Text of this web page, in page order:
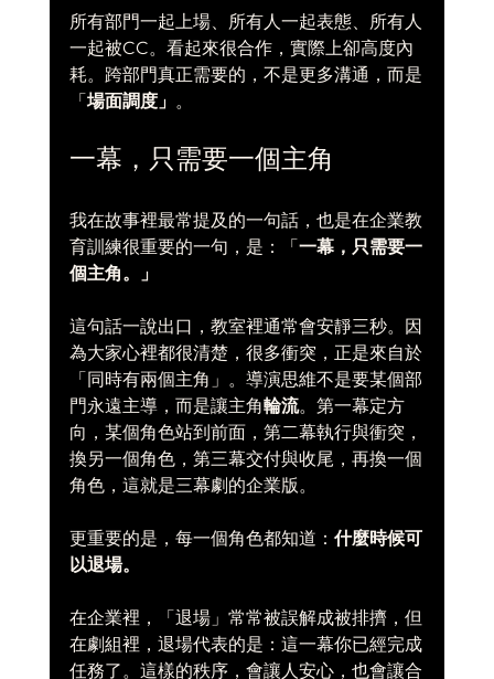
所有部門一起上場、所有人一起表態、所有人
一起被CC。看起來很合作，實際上卻高度內
耗。跨部門真正需要的，不是更多溝通，而是
「場面調度」 。
一幕，只需要一個主角
我在故事裡最常提及的一句話，也是在企業教
育訓練很重要的一句，是：「一幕，只需要一
個主角。」
這句話一說出口，教室裡通常會安靜三秒。因
為大家心裡都很清楚，很多衝突，正是來自於
「同時有兩個主角」。導演思維不是要某個部
門永遠主導，而是讓主角輪流。第一幕定方
向，某個角色站到前面，第二幕執行與衝突，
換另一個角色，第三幕交付與收尾，再換一個
角色，這就是三幕劇的企業版。
更重要的是，每一個角色都知道： 什麼時候可
以退場。
在企業裡，「退場」常常被誤解成被排擠，但
在劇組裡，退場代表的是：這一幕你已經完成
任務了。這樣的秩序，會讓人安心，也會讓合